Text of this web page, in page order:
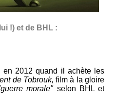
!) et de BHL :
en 2012 quand il achète les
de Tobrouk,film à la gloire
morale"selon BHL et